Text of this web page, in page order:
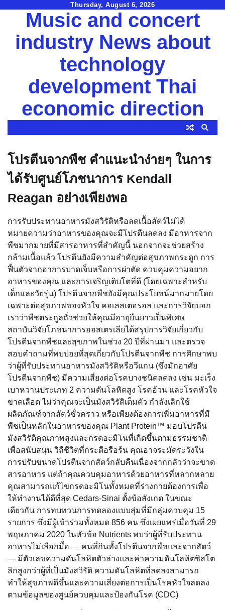
Thursday, August 6, 2026
Music and concert
industry News about
technology
development Thai
economic direction
โปรตีนจากพืช คำแนะนำง่ายๆ ในการ
ได้รับศูนย์โภชนาการ Kendall
Reagan อย่างเพียงพอ
การรับประทานอาหารมังสวิรัติหรือลดเนื้อสัตว์ไม่ได้
หมายความว่าอาหารของคุณจะมีโปรตีนลดลง มีอาหารจาก
พืชมากมายที่มีสารอาหารที่สำคัญนี้ นอกจากจะช่วยสร้าง
กล้ามเนื้อแล้ว โปรตีนยังมีความสำคัญต่อสุขภาพกระดูก การ
ฟื้นตัวจากอาการบาดเจ็บหรือการผ่าตัด ควบคุมความอยาก
อาหารของคุณ และการเจริญเติบโตที่ดี (โดยเฉพาะสำหรับ
เด็กและวัยรุ่น) โปรตีนจากพืชยังมีคุณประโยชน์มากมายโดย
เฉพาะต่อสุขภาพของหัวใจ คอเลสเตอรอล และการวิจัยบอก
เราว่าพืชตระกูลถั่วช่วยให้คุณมีอายุยืนยาวเป็นพิเศษ
สถาบันวิจัยโภชนาการออสเตรเลียได้สรุปการวิจัยเกี่ยวกับ
โปรตีนจากพืชและสุขภาพในช่วง 20 ปีที่ผ่านมา และตรวจ
สอบคำถามที่พบบ่อยที่สุดเกี่ยวกับโปรตีนจากพืช การศึกษาพบ
ว่าผู้ที่รับประทานอาหารมังสวิรัติหรือวีแกน (ซึ่งมักอาศัย
โปรตีนจากพืช) มีความเสี่ยงต่อโรคบางชนิดลดลง เช่น มะเร็ง
เบาหวานประเภท 2 ความดันโลหิตสูง โรคอ้วน และโรคหัวใจ
ขาดเลือด ไม่ว่าคุณจะเป็นมังสวิรัติเต็มตัว กำลังเลิกใช้
ผลิตภัณฑ์จากสัตว์ชั่วคราว หรือเพียงต้องการเพิ่มอาหารที่มี
พืชเป็นหลักในอาหารของคุณ Plant Protein™ มอบโปรตีน
มังสวิรัติคุณภาพสูงและกรดอะมิโนที่เกิดขึ้นตามธรรมชาติ
เพื่อสนับสนุน วิถีชีวิตที่กระตือรือร้น คุณอาจระมัดระวังใน
การปรับขนาดโปรตีนจากสัตว์กลับคืนเนื่องจากกลัวว่าจะขาด
สารอาหาร แต่ถ้าคุณควบคุมอาหารด้วยอาหารที่หลากหลาย
คุณสามารถแก้ไขกรดอะมิโนทั้งหมดที่ร่างกายต้องการเพื่อ
ให้ทำงานได้ดีที่สุด Cedars-Sinai ตั้งข้อสังเกต ในขณะ
เดียวกัน การทบทวนการทดลองแบบสุ่มที่มีกลุ่มควบคุม 15
รายการ ซึ่งมีผู้เข้าร่วมทั้งหมด 856 คน ซึ่งเผยแพร่เมื่อวันที่ 29
พฤษภาคม 2020 ในหัวข้อ Nutrients พบว่าผู้ที่รับประทาน
อาหารไม่เลือกมื้อ — คนที่กินทั้งโปรตีนจากพืชและจากสัตว์
— มีตัวเลขความดันโลหิตตัวล่างและค่าความดันโลหิตซิสโต
ลิกสูงกว่าผู้ที่เป็นมังสวิรัติ ความดันโลหิตที่ลดลงสามารถ
ทำให้สุขภาพดีขึ้นและความเสี่ยงต่อการเป็นโรคหัวใจลดลง
ตามข้อมูลของศูนย์ควบคุมและป้องกันโรค (CDC)